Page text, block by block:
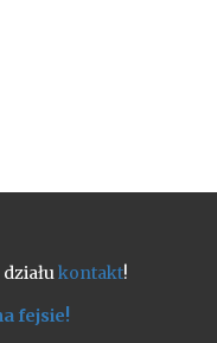
kontakt!
fejsie!